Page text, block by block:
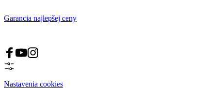
Garancia najlepšej ceny
Nastavenia cookies